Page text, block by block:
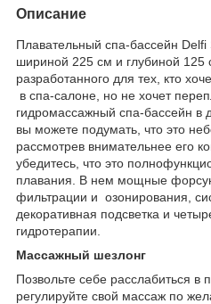
Описание
Плавательный спа-бассейн
шириной 225 см и глубиной 125
разработанного для тех, кто
в спа-салоне, но не хочет
гидромассажный спа-бассейн в
вы можете подумать, что это
рассмотрев внимательнее его
убедитесь, что это
плавания. В нем мощные
фильтрации и озонирования,
декоративная подсветка и
гидротерапии.
Массажный шезлонг
Позвольте себе расслабиться в
регулируйте свой массаж по